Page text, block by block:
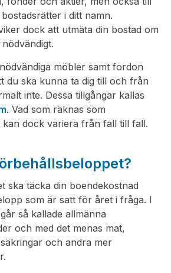
i ditt namn.
dock att utmäta din bostad om
möbler samt fordon
du ska kunna ta dig till och från
inte. Dessa tillgångar kallas
. Vad som räknas som
kan dock variera från fall till fall.
ska täcka din boendekostnad
som är satt för året i fråga. I
så kallade allmänna
och med det menas mat,
och andra mer